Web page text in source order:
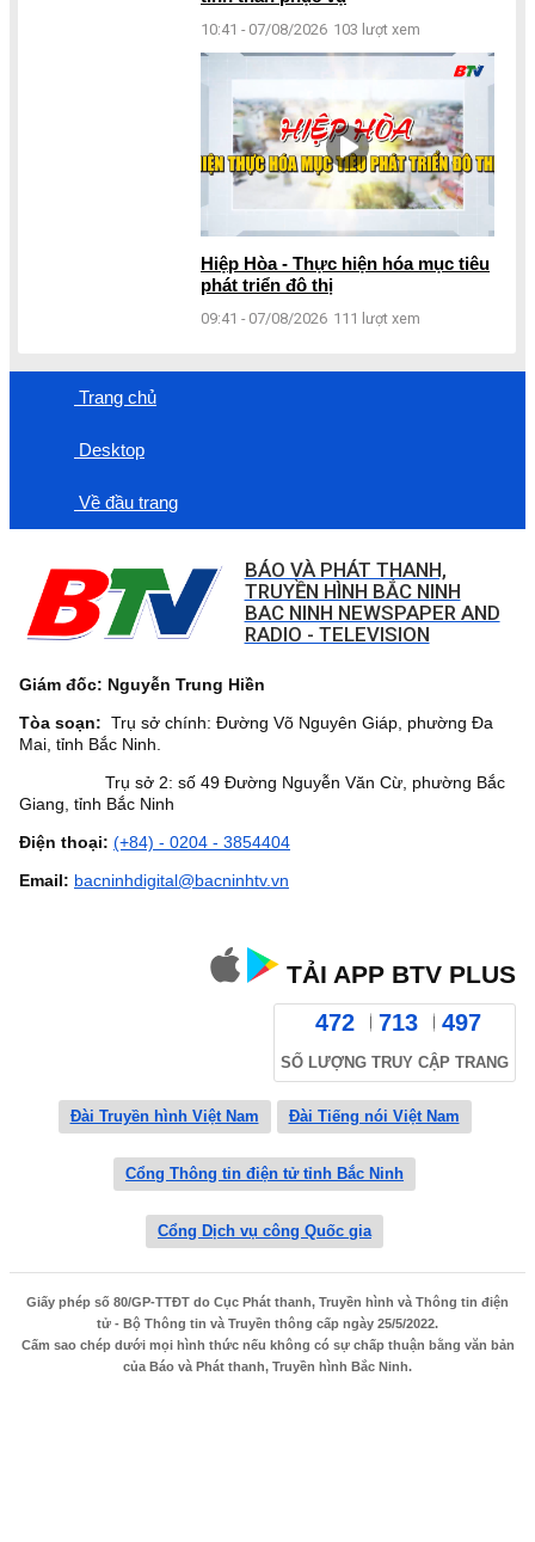
10:41 - 07/08/2026 103 lượt xem
Hiệp Hòa - Thực hiện hóa mục tiêu
phát triển đô thị
09:41 - 07/08/2026 111 lượt xem
Trang chủ
Desktop
Về đầu trang
BÁO VÀ PHÁT THANH,
TRUYỀN HÌNH BẮC NINH
BAC NINH NEWSPAPER AND
RADIO - TELEVISION
Giám đốc: Nguyễn Trung Hiền
Tòa soạn: Trụ sở chính: Đường Võ Nguyên Giáp, phường Đa
Mai, tỉnh Bắc Ninh.
Trụ sở 2: số 49 Đường Nguyễn Văn Cừ, phường Bắc
Giang, tỉnh Bắc Ninh
Điện thoại: (+84) - 0204 - 3854404
Email: bacninhdigital@bacninhtv.vn
TẢI APP BTV PLUS
472 713 497
SỐ LƯỢNG TRUY CẬP TRANG
Đài Truyền hình Việt Nam Đài Tiếng nói Việt Nam
Cổng Thông tin điện tử tỉnh Bắc Ninh
Cổng Dịch vụ công Quốc gia
Giấy phép số 80/GP-TTĐT do Cục Phát thanh, Truyền hình và Thông tin điện
tử - Bộ Thông tin và Truyền thông cấp ngày 25/5/2022.
Cấm sao chép dưới mọi hình thức nếu không có sự chấp thuận bằng văn bản
của Báo và Phát thanh, Truyền hình Bắc Ninh.